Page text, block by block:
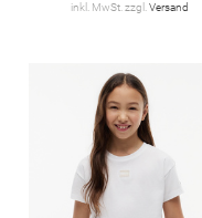
inkl. MwSt. zzgl.Versand